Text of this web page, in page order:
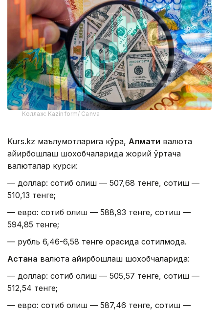
Коллаж: Kazinform/ Canva
Kurs.kz маълумотларига кўра, Алмати валюта
айирбошлаш шохобчаларида жорий ўртача
валюталар курси:
— доллар: сотиб олиш — 507,68 тенге, сотиш —
510,13 тенге;
— евро: сотиб олиш — 588,93 тенге, сотиш —
594,85 тенге;
— рубль 6,46-6,58 тенге орасида сотилмоқда.
Астана валюта айирбошлаш шохобчаларида:
— доллар: сотиб олиш — 505,57 тенге, сотиш —
512,54 тенге;
— евро: сотиб олиш — 587,46 тенге, сотиш —